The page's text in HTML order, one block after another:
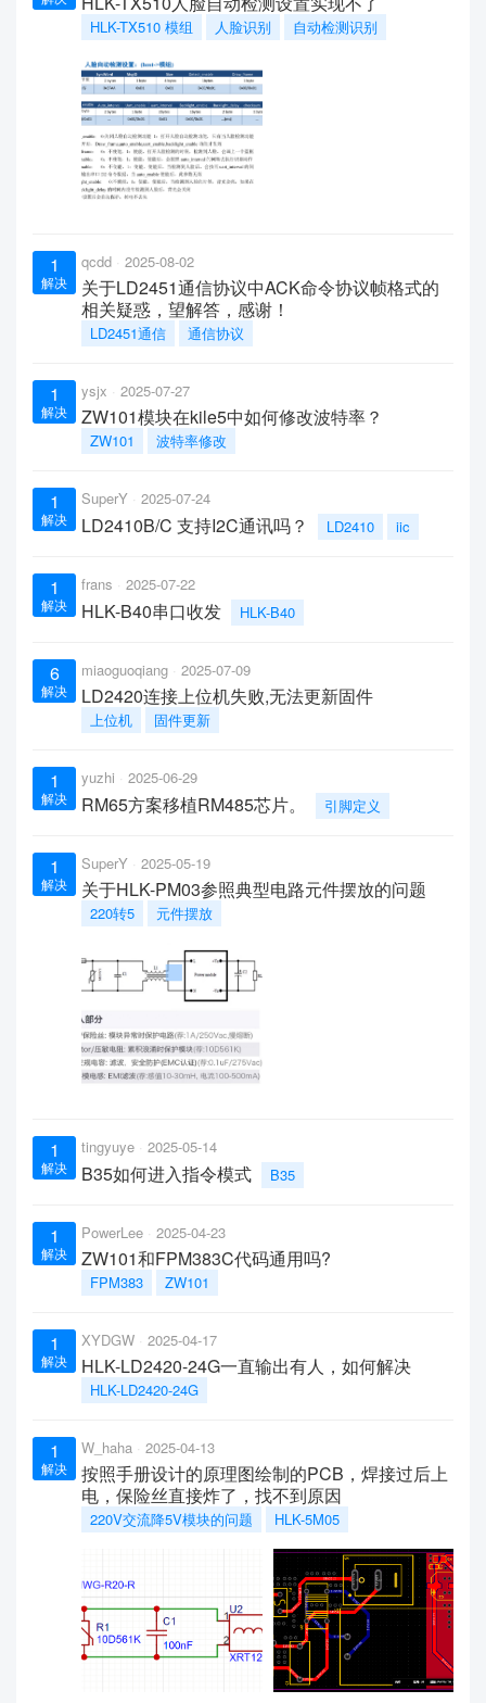
HLK-TX510 模组 人脸识别 自动检测识别
1
解决
qcdd 2025-08-02
关于LD2451通信协议中ACK命令协议帧格式的
相关疑惑，望解答，感谢！
LD2451通信 通信协议
1
解决
ysjx 2025-07-27
ZW101模块在kile5中如何修改波特率？
ZW101 波特率修改
1
解决
SuperY 2025-07-24
LD2410B/C 支持I2C通讯吗？ LD2410 iic
1
解决
frans 2025-07-22
HLK-B40串口收发 HLK-B40
6
解决
miaoguoqiang 2025-07-09
LD2420连接上位机失败,无法更新固件
上位机 固件更新
1
解决
yuzhi 2025-06-29
RM65方案移植RM485芯片。 引脚定义
1
解决
SuperY 2025-05-19
关于HLK-PM03参照典型电路元件摆放的问题
220转5 元件摆放
1
解决
tingyuye 2025-05-14
B35如何进入指令模式 B35
1
解决
PowerLee 2025-04-23
ZW101和FPM383C代码通用吗?
FPM383 ZW101
1
解决
XYDGW 2025-04-17
HLK-LD2420-24G一直输出有人，如何解决
HLK-LD2420-24G
1
解决
W_haha 2025-04-13
按照手册设计的原理图绘制的PCB，焊接过后上
电，保险丝直接炸了，找不到原因
220V交流降5V模块的问题 HLK-5M05